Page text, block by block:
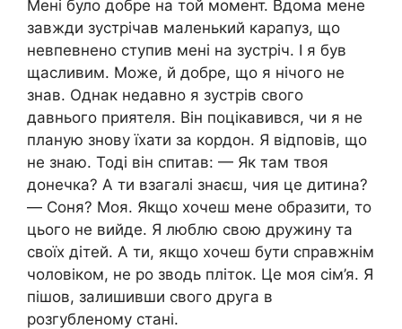
Мені було добре на той момент. Вдома мене
завжди зустрічав маленький карапуз, що
невпевнено ступив мені на зустріч. І я був
щасливим. Може, й добре, що я нічого не
знав. Однак недавно я зустрів свого
давнього приятеля. Він поцікавився, чи я не
планую знову їхати за кордон. Я відповів, що
не знаю. Тоді він спитав: — Як там твоя
донечка? А ти взагалі знаєш, чия це дитина?
— Соня? Моя. Якщо хочеш мене образити, то
цього не вийде. Я люблю свою дружину та
своїх дітей. А ти, якщо хочеш бути справжнім
чоловіком, не ро зводь пліток. Це моя сім’я. Я
пішов, залишивши свого друга в
розгубленому стані.